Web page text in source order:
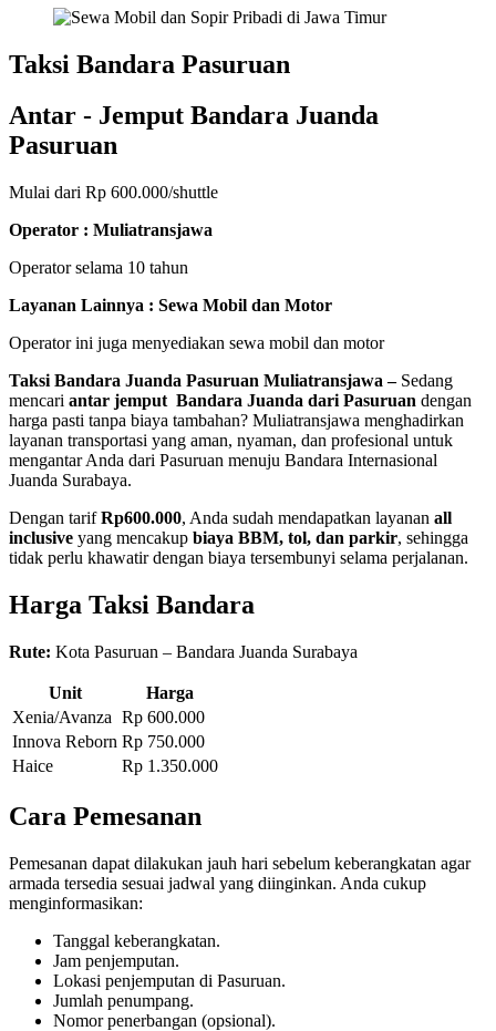
Taksi Bandara Pasuruan
Antar - Jemput Bandara Juanda
Pasuruan
Mulai dari Rp 600.000/shuttle
Operator : Muliatransjawa
Operator selama 10 tahun
Layanan Lainnya : Sewa Mobil dan Motor
Operator ini juga menyediakan sewa mobil dan motor
Taksi Bandara Juanda Pasuruan Muliatransjawa –Sedang
mencari antar jemput Bandara Juanda dari Pasuruan dengan
harga pasti tanpa biaya tambahan? Muliatransjawa menghadirkan
layanan transportasi yang aman, nyaman, dan profesional untuk
mengantar Anda dari Pasuruan menuju Bandara Internasional
Juanda Surabaya.
Dengan tarifRp600.000, Anda sudah mendapatkan layanan all
inclusive yang mencakup biaya BBM, tol, dan parkir, sehingga
tidak perlu khawatir dengan biaya tersembunyi selama perjalanan.
Harga Taksi Bandara
Rute: Kota Pasuruan – Bandara Juanda Surabaya
Unit
Harga
Xenia/Avanza Rp 600.000
Innova Reborn Rp 750.000
Haice
Rp 1.350.000
Cara Pemesanan
Pemesanan dapat dilakukan jauh hari sebelum keberangkatan agar
armada tersedia sesuai jadwal yang diinginkan. Anda cukup
menginformasikan:
Tanggal keberangkatan.
Jam penjemputan.
Lokasi penjemputan di Pasuruan.
Jumlah penumpang.
Nomor penerbangan (opsional).